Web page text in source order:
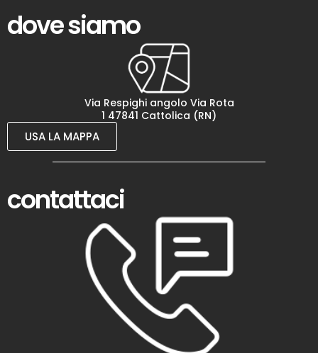
dove siamo
Via Respighi angolo Via Rota
1 47841 Cattolica (RN)
USA LA MAPPA
contattaci